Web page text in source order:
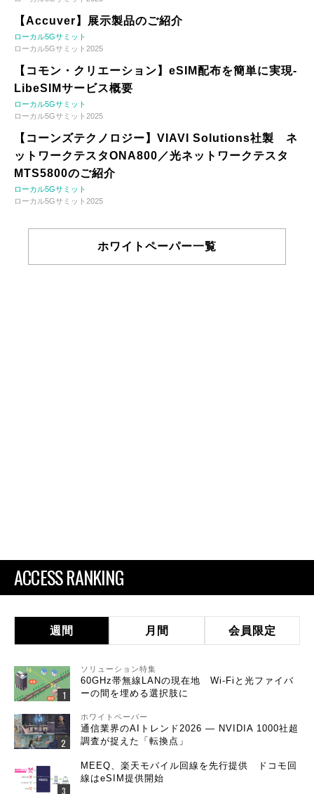
【Accuver】展示製品のご紹介
ローカル5Gサミット
ローカル5Gサミット2025
【コモン・クリエーション】eSIM配布を簡単に実現-
LibeSIMサービス概要
ローカル5Gサミット
ローカル5Gサミット2025
【コーンズテクノロジー】VIAVI Solutions社製 ネ
ットワークテスタONA800／光ネットワークテスタ
MTS5800のご紹介
ローカル5Gサミット
ローカル5Gサミット2025
ホワイトペーパー一覧
ACCESS RANKING
週間 月間 会員限定
ソリューション特集
60GHz帯無線LANの現在地 Wi-Fiと光ファイバ
ーの間を埋める選択肢に
ホワイトペーパー
通信業界のAIトレンド2026 ― NVIDIA 1000社超
調査が捉えた「転換点」
MEEQ、楽天モバイル回線を先行提供 ドコモ回
線はeSIM提供開始